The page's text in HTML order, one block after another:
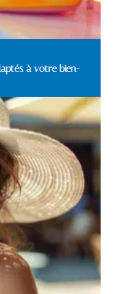
à votre bien-